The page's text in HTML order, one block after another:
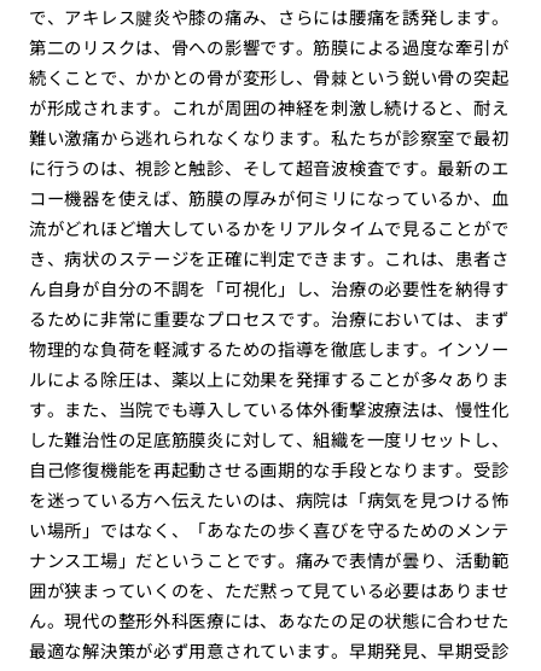
で、アキレス腱炎や膝の痛み、さらには腰痛を誘発します。
第二のリスクは、骨への影響です。筋膜による過度な牽引が
続くことで、かかとの骨が変形し、骨棘という鋭い骨の突起
が形成されます。これが周囲の神経を刺激し続けると、耐え
難い激痛から逃れられなくなります。私たちが診察室で最初
に行うのは、視診と触診、そして超音波検査です。最新のエ
コー機器を使えば、筋膜の厚みが何ミリになっているか、血
流がどれほど増大しているかをリアルタイムで見ることがで
き、病状のステージを正確に判定できます。これは、患者さ
ん自身が自分の不調を「可視化」し、治療の必要性を納得す
るために非常に重要なプロセスです。治療においては、まず
物理的な負荷を軽減するための指導を徹底します。インソー
ルによる除圧は、薬以上に効果を発揮することが多々ありま
す。また、当院でも導入している体外衝撃波療法は、慢性化
した難治性の足底筋膜炎に対して、組織を一度リセットし、
自己修復機能を再起動させる画期的な手段となります。受診
を迷っている方へ伝えたいのは、病院は「病気を見つける怖
い場所」ではなく、「あなたの歩く喜びを守るためのメンテ
ナンス工場」だということです。痛みで表情が曇り、活動範
囲が狭まっていくのを、ただ黙って見ている必要はありませ
ん。現代の整形外科医療には、あなたの足の状態に合わせた
最適な解決策が必ず用意されています。早期発見、早期受診